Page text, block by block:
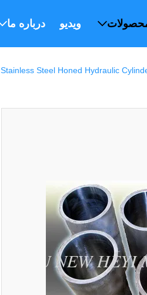
ویدیو درباره ما
Stainless Steel Honed Hydraulic